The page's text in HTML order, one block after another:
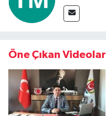
Öne Çıkan Videolar
Yaşam
Yemek